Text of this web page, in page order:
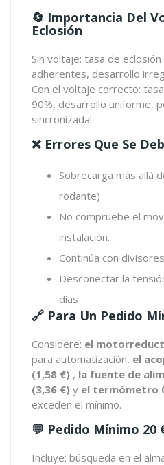
🔄 Importancia Del
Eclosión
Sin voltaje: tasa de
adherentes, desarrollo
Con el voltaje correcto:
90%, desarrollo uniforme,
sincronizada!
❌ Errores Que Se
Sobrecarga más allá
rodante)
No compruebe el
instalación.
Continúa con
Desconectar la
días
🔗 Para Un Pedido
Considere: el
para automatización, el
(1,58 €) , la fuente de
(3,36 €) y el termómetro
exceden el mínimo.
💬 Pedido Mínimo 20
Incluye: búsqueda en el